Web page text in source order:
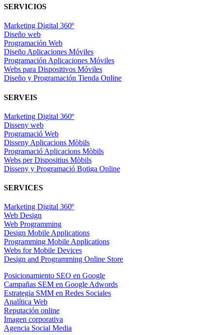
SERVICIOS
Marketing Digital 360º
Diseño web
Programación Web
Diseño Aplicaciones Móviles
Programación Aplicaciones Móviles
Webs para Dispositivos Móviles
Diseño y Programación Tienda Online
SERVEIS
Marketing Digital 360º
Disseny web
Programació Web
Disseny Aplicacions Mòbils
Programació Aplicacions Mòbils
Webs per Dispositius Mòbils
Disseny y Programació Botiga Online
SERVICES
Marketing Digital 360º
Web Design
Web Programming
Design Mobile Applications
Programming Mobile Applications
Webs for Mobile Devices
Design and Programming Online Store
Posicionamiento SEO en Google
Campañas SEM en Google Adwords
Estrategia SMM en Redes Sociales
Analítica Web
Reputación online
Imagen corporativa
Agencia Social Media